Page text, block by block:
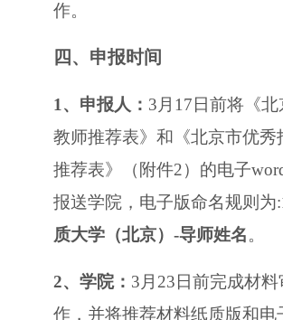
作。
四、 申报时间
1、 申报人： 3月17日前将《
教师推荐表》和《北京市优秀
推荐表》（附件2）的电子
报送学院， 电子版命名规则为:
质大学（北京）-导师姓名。
2、 学院： 3月23日前完成材
作，并将推荐材料纸质版和电